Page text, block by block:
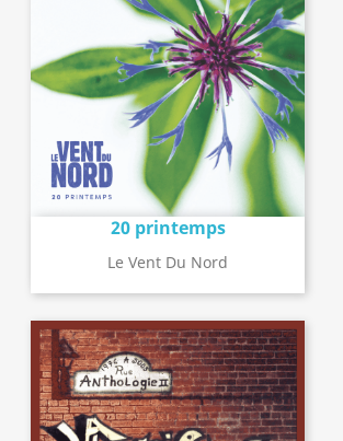
20 printemps
Le Vent Du Nord